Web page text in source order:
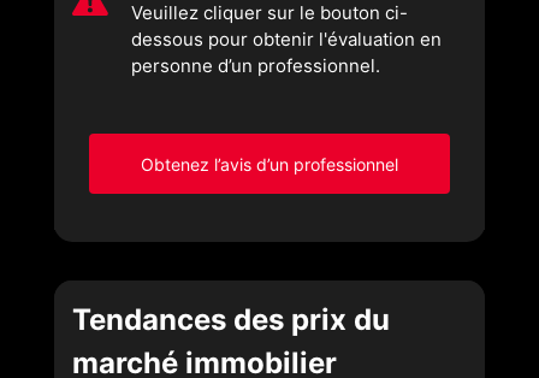
Veuillez cliquer sur le bouton ci-
dessous pour obtenir l'évaluation en
personne d’un professionnel.
Obtenez l’avis d’un professionnel
Tendances des prix du
marché immobilier